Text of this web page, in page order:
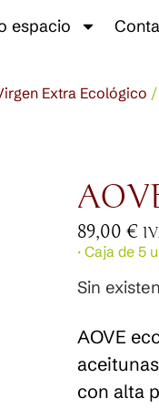
espacio
Extra Ecológico /
89,00 €
· Caja de 5
Sin
AOVE
con alta